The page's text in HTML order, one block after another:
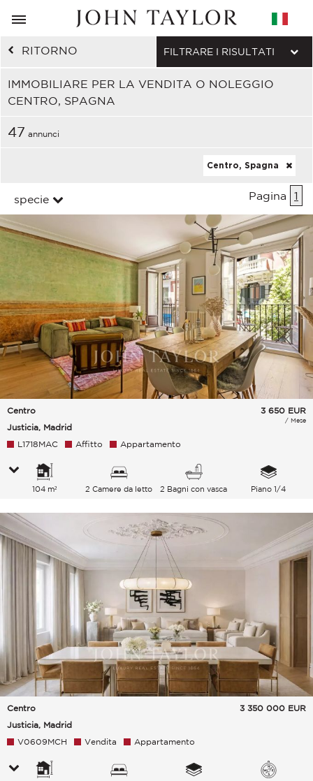
RITORNO
IMMOBILIARE PER LA VENDITA O NOLEGGIO
CENTRO, SPAGNA
FILTRARE I RISULTATI
47 annunci
Centro, Spagna
specie Pagina 1
Centro
Justicia, Madrid
3 650 EUR
/ Mese
L1718MAC Affitto Appartamento
104 m² 2 Camere da letto 2 Bagni con vasca Piano 1/4
Centro
Justicia, Madrid
3 350 000 EUR
V0609MCH Vendita Appartamento